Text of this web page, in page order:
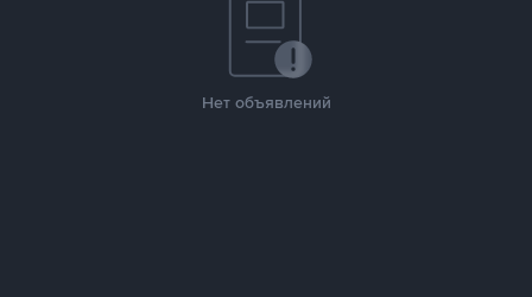
Нет объявлений